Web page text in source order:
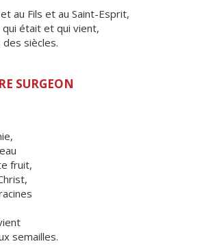
au Fils et au Saint-Esprit,
qui était et qui vient,
siècles.
SURGEON
fruit,
semailles.